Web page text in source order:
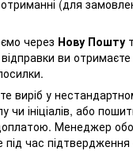
(для
через Нову Пошту
відправки ви
виріб у
чи ініціалів, або
Менеджер
під час